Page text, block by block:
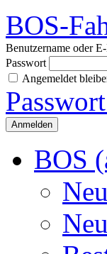
BOS-
Benutzername oder
Passwort
Angemeldet
BOS